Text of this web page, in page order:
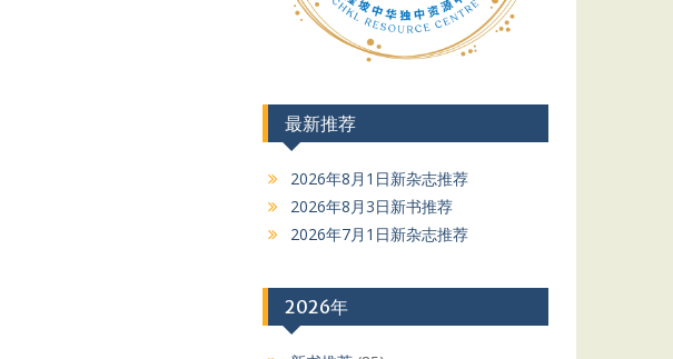
最新推荐
2026年8月1日新杂志推荐
2026年8月3日新书推荐
2026年7月1日新杂志推荐
2026年